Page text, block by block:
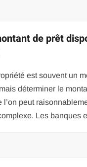
de prêt
est souvent un
déterminer le
l’on peut
Les banques